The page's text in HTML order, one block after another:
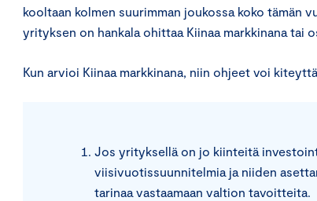
kooltaan kolmen suurimman joukossa koko tämän
yrityksen on hankala ohittaa Kiinaa markkinana tai
Kun arvioi Kiinaa markkinana, niin ohjeet voi
Jos yrityksellä on jo kiinteitä
viisivuotissuunnitelmia ja niiden
tarinaa vastaamaan valtion tavoitteita.